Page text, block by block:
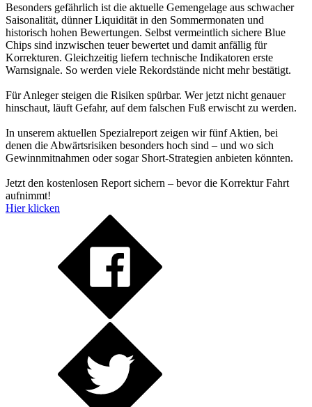
Besonders gefährlich ist die aktuelle Gemengelage aus schwacher
Saisonalität, dünner Liquidität in den Sommermonaten und
historisch hohen Bewertungen. Selbst vermeintlich sichere Blue
Chips sind inzwischen teuer bewertet und damit anfällig für
Korrekturen. Gleichzeitig liefern technische Indikatoren erste
Warnsignale. So werden viele Rekordstände nicht mehr bestätigt.
Für Anleger steigen die Risiken spürbar. Wer jetzt nicht genauer
hinschaut, läuft Gefahr, auf dem falschen Fuß erwischt zu werden.
In unserem aktuellen Spezialreport zeigen wir fünf Aktien, bei
denen die Abwärtsrisiken besonders hoch sind – und wo sich
Gewinnmitnahmen oder sogar Short-Strategien anbieten könnten.
Jetzt den kostenlosen Report sichern – bevor die Korrektur Fahrt
aufnimmt!
Hier klicken